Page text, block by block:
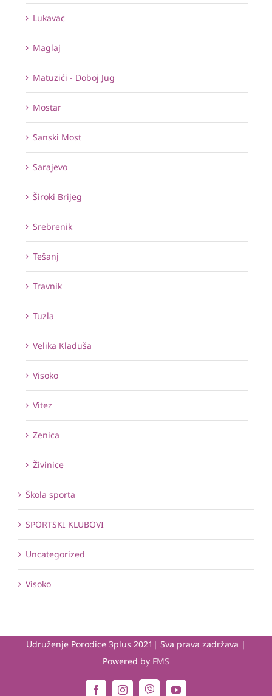
Lukavac
Maglaj
Matuzići - Doboj Jug
Mostar
Sanski Most
Sarajevo
Široki Brijeg
Srebrenik
Tešanj
Travnik
Tuzla
Velika Kladuša
Visoko
Vitez
Zenica
Živinice
Škola sporta
SPORTSKI KLUBOVI
Uncategorized
Visoko
Udruženje Porodice 3plus 2021| Sva prava zadržava |
Powered by FMS
Viber